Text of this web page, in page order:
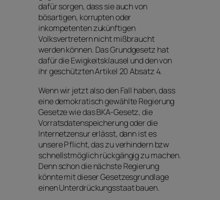
dafür sorgen, dass sie auch von
bösartigen, korrupten oder
inkompetenten zukünftigen
Volksvertretern nicht mißbraucht
werden können. Das Grundgesetz hat
dafür die Ewigkeitsklausel und den von
ihr geschützten Artikel 20 Absatz 4.
Wenn wir jetzt also den Fall haben, dass
eine demokratisch gewählte Regierung
Gesetze wie das BKA-Gesetz, die
Vorratsdatenspeicherung oder die
Internetzensur erlässt, dann ist es
unsere Pflicht, das zu verhindern bzw
schnellstmöglich rückgängig zu machen.
Denn schon die nächste Regierung
könnte mit dieser Gesetzesgrundlage
einen Unterdrückungsstaat bauen.